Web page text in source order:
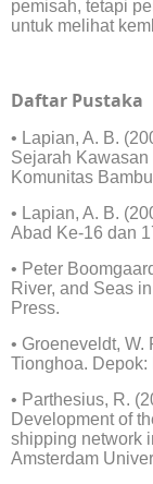
pemisah, tetapi
untuk melihat
Daftar Pustaka
• Lapian, A. B.
Sejarah
Komunitas
• Lapian, A. B.
Abad Ke-16 dan
• Peter
River, and Seas
Press.
• Groeneveldt, W.
Tionghoa. Depok:
• Parthesius, R.
Development of
shipping network
Amsterdam